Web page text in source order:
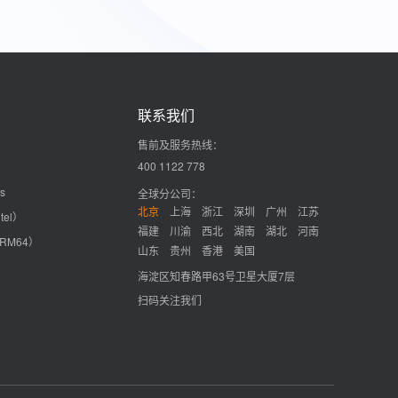
）
）
联系我们
售前及服务热线：
400 1122 778
全球分公司：
北京
上海 浙江 深圳 广州
江苏
福建
川渝 西北 湖南 湖北
河南
山东
贵州 香港
美国
海淀区知春路甲63号卫星大厦7层
扫码关注我们